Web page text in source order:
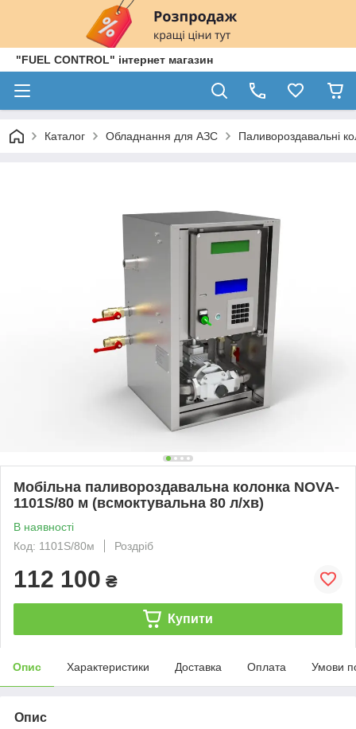
"FUEL CONTROL" інтернет магазин
Каталог Обладнання для АЗС Паливороздавальні
Мобільна паливороздавальна колонка NOVA-
1101S/80 м (всмоктувальна 80 л/хв)
В наявності
Код: 1101S/80м
Роздріб
112 100 ₴
Купити
Опис Характеристики Доставка Оплата Умови
Опис